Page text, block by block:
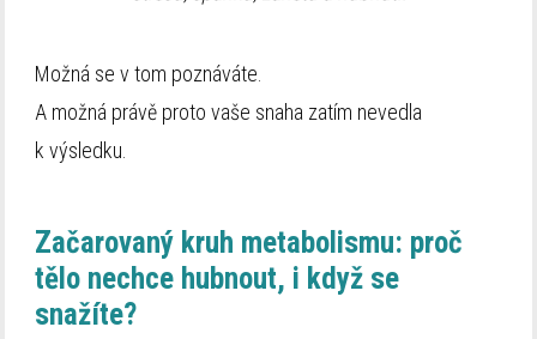
Možná se v tom poznáváte.
A možná právě proto vaše snaha zatím nevedla
k výsledku.
Začarovaný kruh metabolismu: proč
tělo nechce hubnout, i když se
snažíte?